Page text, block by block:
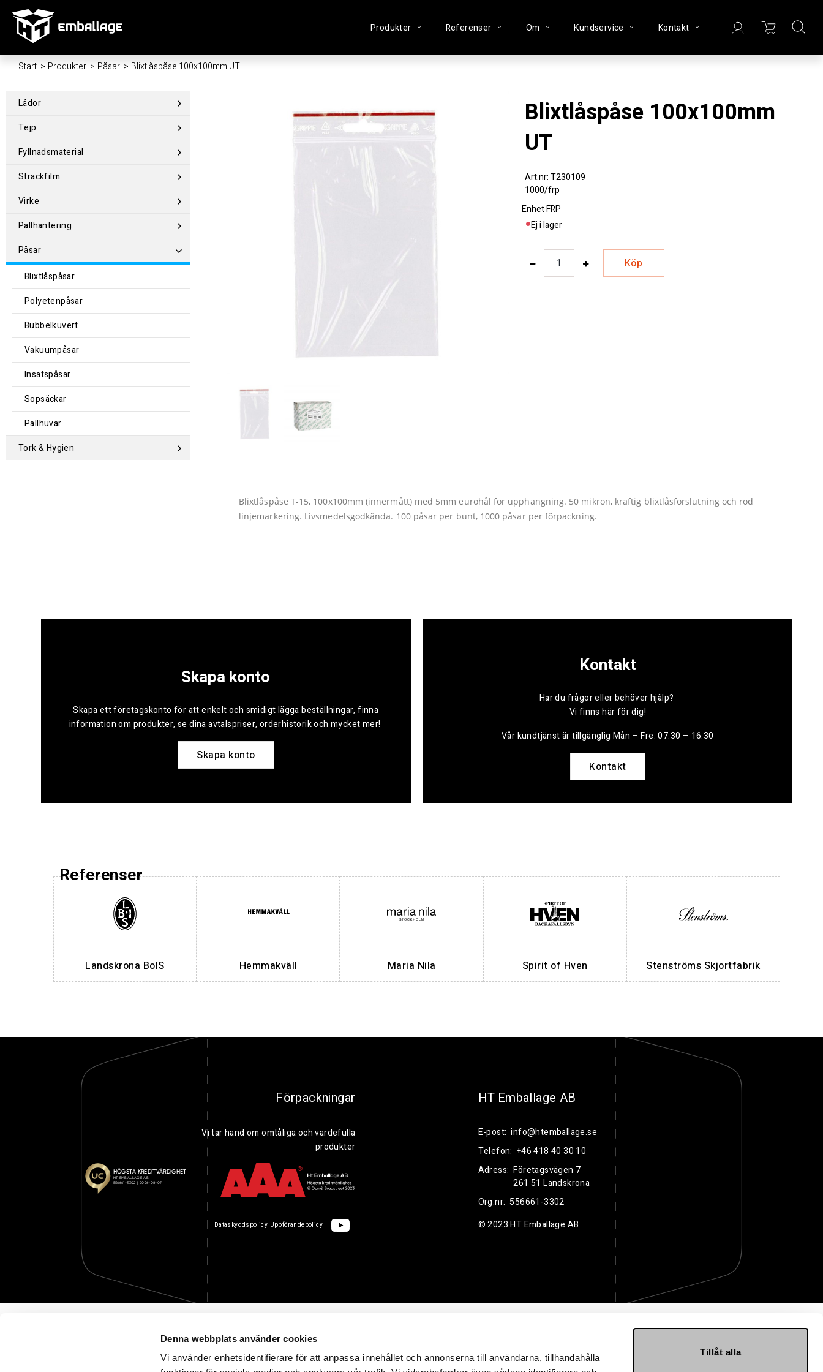
Denna webbplats använder cookies
Vi använder enhetsidentifierare för att anpassa innehållet och annonserna till användarna, tillhandahålla
Tillåt alla
Produkter Referenser Om Kundservice Kontakt
Start / Produkter / Påsar / Blixtlåspåse 100x100mm UT
Lådor
Tejp
Fyllnadsmaterial
Sträckfilm
Virke
Pallhantering
Påsar
Blixtlåspåsar
Polyetenpåsar
Bubbelkuvert
Vakuumpåsar
Insatspåsar
Sopsäckar
Pallhuvar
Tork & Hygien
Blixtlåspåse 100x100mm
UT
T230109
1000/frp
EnhetFRP
Ej i lager
Köp
Blixtlåspåse T-15, 100x100mm (innermått) med 5mm eurohål för upphängning. 50 mikron, kraftig blixtlåsförslutning och röd
linjemarkering. Livsmedelsgodkända. 100 påsar per bunt, 1000 påsar per förpackning.
Skapa konto
Skapa ett företagskonto för att enkelt och smidigt lägga beställningar, finna
information om produkter, se dina avtalspriser, orderhistorik och mycket mer!
Skapa konto
Kontakt
Har du frågor eller behöver hjälp?
Vi finns här för dig!
Vår kundtjänst är tillgänglig Mån – Fre: 07:30 – 16:30
Kontakt
Referenser
Landskrona BoIS Hemmakväll Maria Nila Spirit of Hven Stenströms Skjortfabrik
Förpackningar
Vi tar hand om ömtåliga och värdefulla
produkter
HT Emballage AB
E-post: info@htemballage.se
Telefon: +46 418 40 30 10
Adress: Företagsvägen 7
261 51 Landskrona
Org.nr: 556661-3302
Dataskyddspolicy Uppförandepolicy © 2023 HT Emballage AB